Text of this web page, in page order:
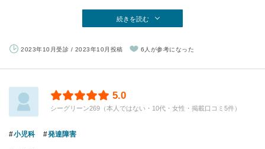
続きを読む
2023年10月受診 / 2023年10月投稿 6人が参考になった
5.0
シーグリーン269（本人ではない・10代・女性・掲載口コミ5件）
小児科 発達障害